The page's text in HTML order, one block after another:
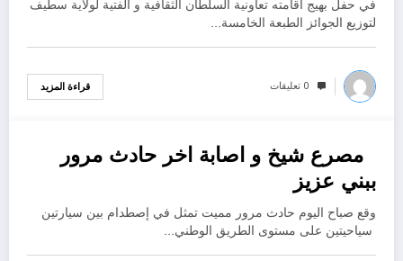
في حفل بهيج أقامته تعاونية السلطان الثقافية و الفتية لولاية سطيف
لتوزيع الجوائز الطبعة الخامسة…
0 تعليقات قراءة المزيد
يوليو 22, 2024
مصرع شيخ و اصابة اخر حادث مرور
ببني عزيز
وقع صباح اليوم حادث مرور مميت تمثل في إصطدام بين سيارتين
سياحيتين على مستوى الطريق الوطني…